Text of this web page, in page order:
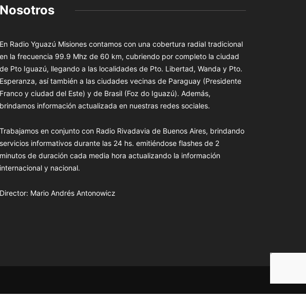
Nosotros
En Radio Yguazú Misiones contamos con una cobertura radial tradicional
en la frecuencia 99.9 Mhz de 60 km, cubriendo por completo la ciudad
de Pto Iguazú, llegando a las localidades de Pto. Libertad, Wanda y Pto.
Esperanza, así también a las ciudades vecinas de Paraguay (Presidente
Franco y ciudad del Este) y de Brasil (Foz do Iguazú). Además,
brindamos información actualizada en nuestras redes sociales.
Trabajamos en conjunto con Radio Rivadavia de Buenos Aires, brindando
servicios informativos durante las 24 hs. emitiéndose flashes de 2
minutos de duración cada media hora actualizando la información
internacional y nacional.
Director: Mario Andrés Antonowicz